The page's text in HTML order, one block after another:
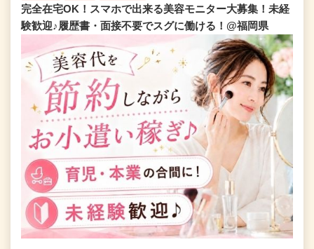
完全在宅OK！スマホで出来る美容モニター大募集！未経
験歓迎♪履歴書・面接不要でスグに働ける！@福岡県